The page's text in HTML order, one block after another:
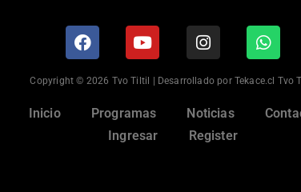
Copyright © 2026 Tvo Tiltil | Desarrollado por Tekace.cl Tvo
Inicio Programas Noticias
Ingresar
Register